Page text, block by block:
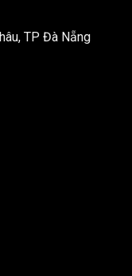
TP Đà Nẵng